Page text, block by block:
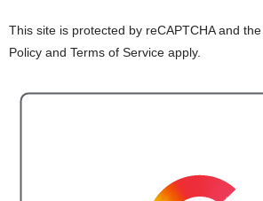
This site is protected by reCAPTCHA and
Policy and Terms of Service apply.